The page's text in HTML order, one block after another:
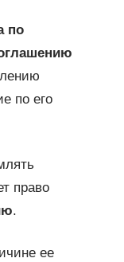
по
по его
право
.
ее